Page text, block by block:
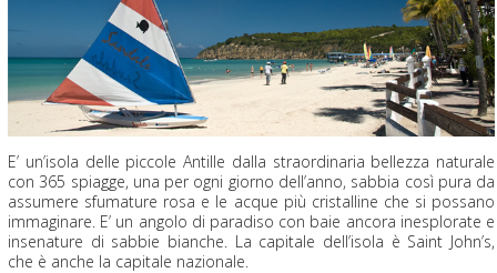
E’ un’isola delle piccole Antille dalla straordinaria bellezza naturale
con 365 spiagge, una per ogni giorno dell’anno, sabbia così pura da
assumere sfumature rosa e le acque più cristalline che si possano
immaginare. E’ un angolo di paradiso con baie ancora inesplorate e
insenature di sabbie bianche. La capitale dell’isola è Saint John’s,
che è anche la capitale nazionale.